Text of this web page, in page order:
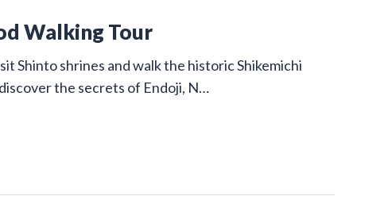
Walking Tour
Shinto shrines and walk the historic Shikemichi
the secrets of Endoji, N…